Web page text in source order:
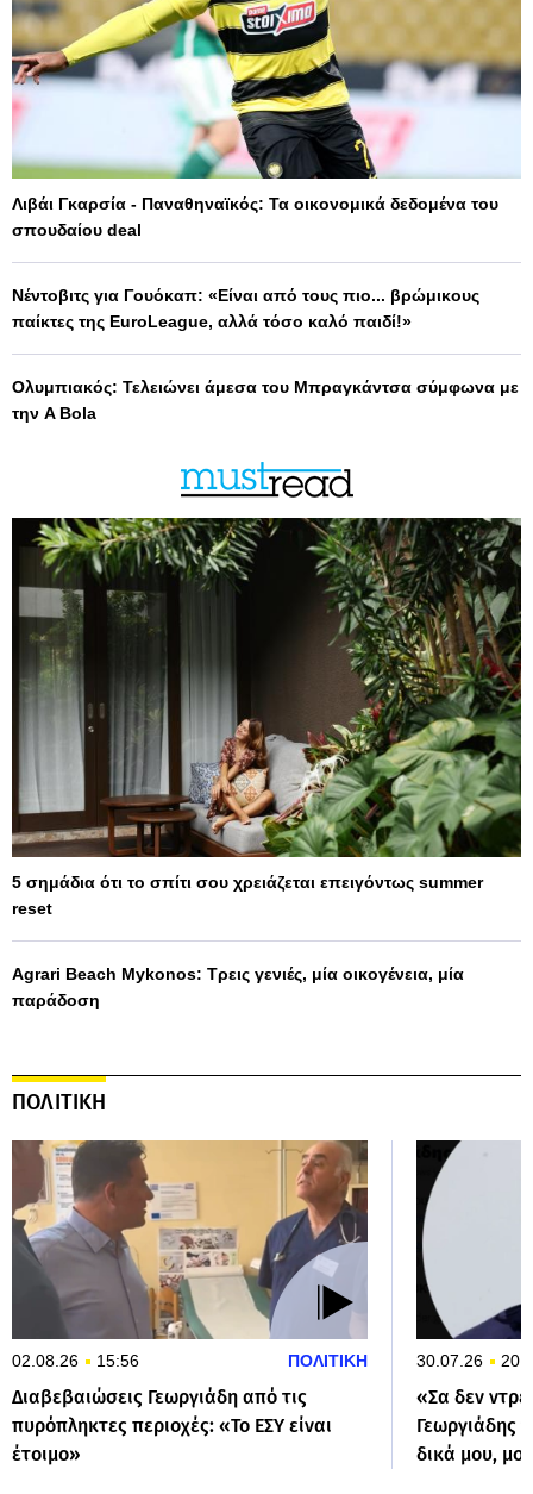
Λιβάι Γκαρσία - Παναθηναϊκός: Τα οικονομικά δεδομένα του
σπουδαίου deal
Νέντοβιτς για Γουόκαπ: «Είναι από τους πιο... βρώμικους
παίκτες της EuroLeague, αλλά τόσο καλό παιδί!»
Ολυμπιακός: Τελειώνει άμεσα του Μπραγκάντσα σύμφωνα με
την A Bola
5 σημάδια ότι το σπίτι σου χρειάζεται επειγόντως summer
reset
Agrari Beach Mykonos: Τρεις γενιές, μία οικογένεια, μία
παράδοση
ΠΟΛΙΤΙΚΗ
02.08.26 15:56 ΠΟΛΙΤΙΚΗ
Διαβεβαιώσεις Γεωργιάδη από τις
πυρόπληκτες περιοχές: «Το ΕΣΥ είναι
έτοιμο»
30.07.26
«Σα δεν
Γεωργιάδης
δικά μου,